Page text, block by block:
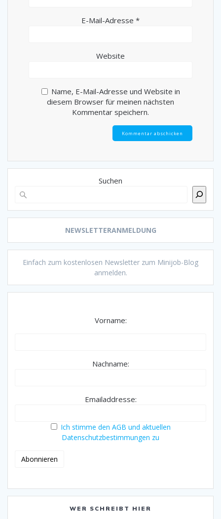
E-Mail-Adresse *
Website
Name, E-Mail-Adresse und Website in
diesem Browser für meinen nächsten
Kommentar speichern.
Suchen
NEWSLETTERANMELDUNG
Einfach zum kostenlosen Newsletter zum Minijob-Blog
anmelden.
Vorname:
Nachname:
Emailaddresse:
Ich stimme den AGB und aktuellen
Datenschutzbestimmungen zu
WER SCHREIBT HIER